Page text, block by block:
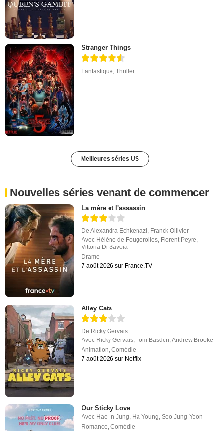
Stranger Things
Fantastique,Thriller
Meilleures séries US
Nouvelles séries venant de commencer
La mère et l'assassin
DeAlexandra Echkenazi, Franck Ollivier
Avec Hélène de Fougerolles, Florent Peyre,
Vittoria Di Savoia
Drame
7 août 2026 sur France.TV
Alley Cats
De Ricky Gervais
Avec Ricky Gervais ,Tom Basden ,Andrew Brooke
Animation ,Comédie
7 août 2026 sur Netflix
Our Sticky Love
Avec Hae-in Jung, Ha Young,Seo Jung-Yeon
Romance,Comédie